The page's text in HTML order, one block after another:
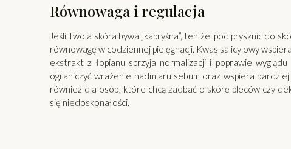
Równowaga i regulacja
Jeśli Twoja skóra bywa „kapryśna”, ten żel pod prysznic do
równowagę w codziennej pielęgnacji. Kwas salicylowy
ekstrakt z łopianu sprzyja normalizacji i poprawie
ograniczyć wrażenie nadmiaru sebum oraz wspiera bardziej
również dla osób, które chcą zadbać o skórę pleców czy
się niedoskonałości.